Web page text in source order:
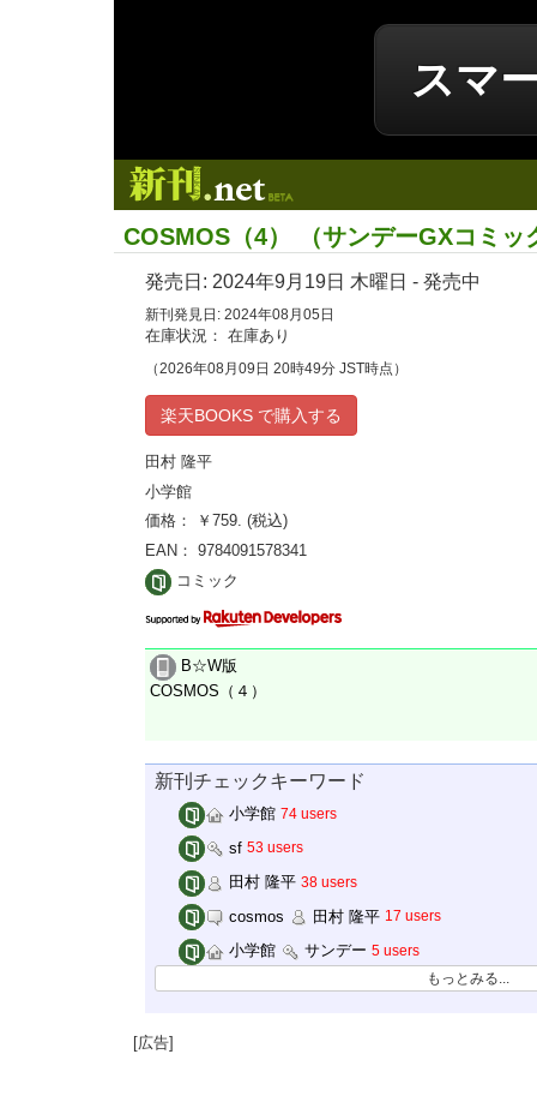
スマ
COSMOS（4） （サンデーGXコミッ
発売日: 2024年9月19日 木曜日 - 発売中
新刊発見日: 2024年08月05日
在庫状況： 在庫あり
（2026年08月09日 20時49分 JST時点）
楽天BOOKS で購入する
田村 隆平
小学館
価格： ￥759. (税込)
EAN： 9784091578341
コミック
B☆W版
COSMOS（４）
新刊チェックキーワード
小学館 74 users
sf 53 users
田村 隆平 38 users
cosmos 田村 隆平 17 users
小学館 サンデー 5 users
もっとみる...
[広告]